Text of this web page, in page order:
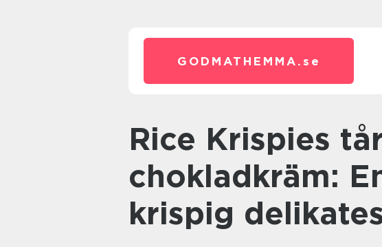
GODMATHEMMA. se
Rice Krispies tårta med
chokladkräm:
krispig